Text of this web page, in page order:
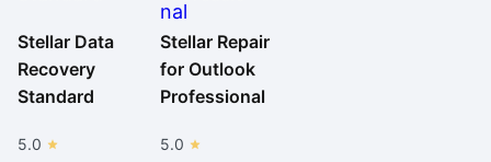
Stellar Data
Recovery
Standard
5.0
Stellar Repair
for Outlook
Professional
5.0